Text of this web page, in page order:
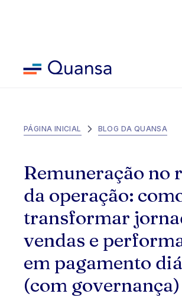
PÁGINA INICIAL BLOG DA QUANSA
Remuneração no
da operação:
transformar
vendas e
em pagamento
(com governança)